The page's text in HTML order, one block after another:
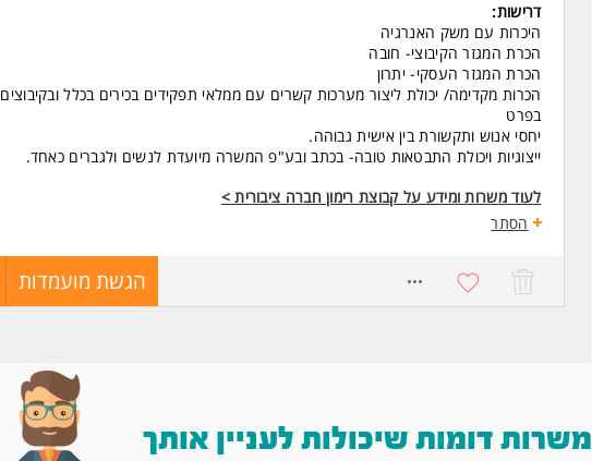
דרישות:
היכרות עם משק האנרגיה
הכרת המגזר הקיבוצי- חובה
הכרת המגזר העסקי- יתרון
הכרות מקדימה/ יכולת ליצור מערכות קשרים עם ממלאי תפקידים בכירים בכלל ובקיבוצים
בפרט
יחסי אנוש ותקשורת בין אישית גבוהה.
ייצוגיות ויכולת התבטאות טובה- בכתב ובע"פ המשרה מיועדת לנשים ולגברים כאחד.
לעוד משרות ומידע על קבוצת רימון חברה ציבורית >
הסתר
הגשת מועמדות
משרות דומות שיכולות לעניין אותך